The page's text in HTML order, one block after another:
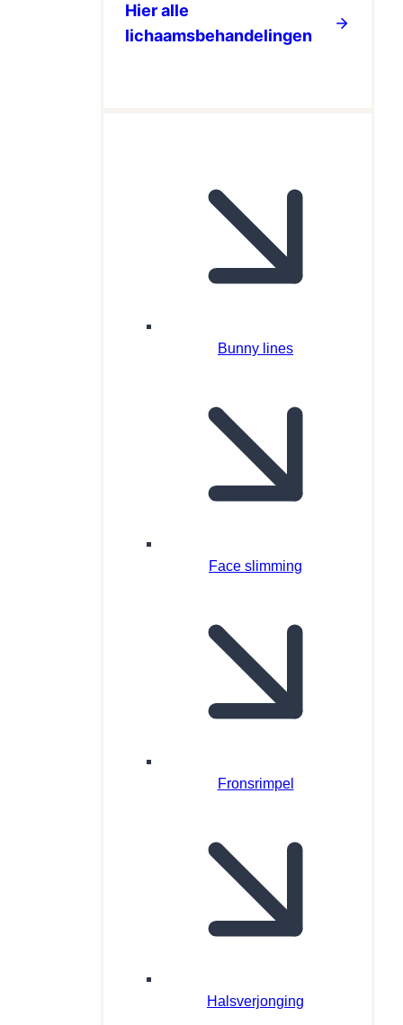
Hier alle
lichaamsbehandelingen
Bunny lines
Face slimming
Fronsrimpel
Halsverjonging